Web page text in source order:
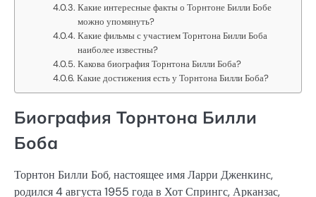
Какие интересные факты о Торнтоне Билли Бобе
можно упомянуть?
Какие фильмы с участием Торнтона Билли Боба
наиболее известны?
Какова биография Торнтона Билли Боба?
Какие достижения есть у Торнтона Билли Боба?
Биография Торнтона Билли
Боба
Торнтон Билли Боб, настоящее имя Ларри Дженкинс,
родился 4 августа 1955 года в Хот Спрингс, Арканзас,